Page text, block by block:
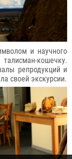
и научного
кошечку.
репродукций и
своей экскурсии.